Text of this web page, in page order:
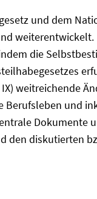
und dem
die
weitreichende
Berufsleben und
Dokumente
den diskutierten